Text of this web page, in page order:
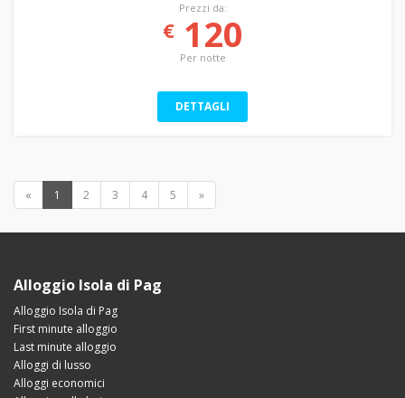
Prezzi da:
€120
Per notte
DETTAGLI
« 1 2 3 4 5 »
Alloggio Isola di Pag
Alloggio Isola di Pag
First minute alloggio
Last minute alloggio
Alloggi di lusso
Alloggi economici